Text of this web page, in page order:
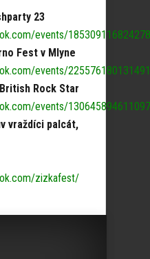
23
events/
Fest v Mlyne
events/
Rock Star
events/
vraždíci palcát,
zizkafest/